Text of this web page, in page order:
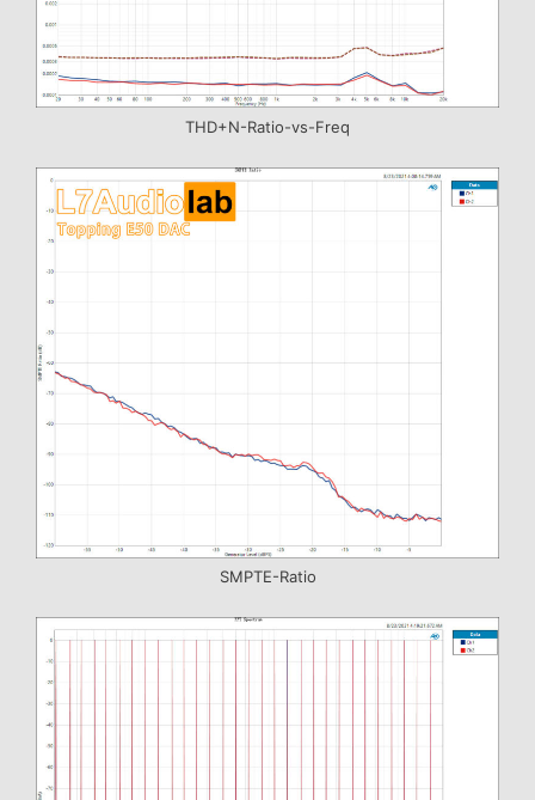
THD+N-Ratio-vs-Freq
SMPTE-Ratio